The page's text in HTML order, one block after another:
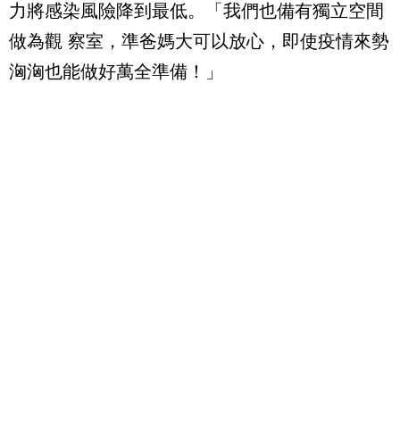
力將感染風險降到最低。「我們也備有獨立空間
做為觀 察室，準爸媽大可以放心，即使疫情來勢
洶洶也能做好萬全準備！」